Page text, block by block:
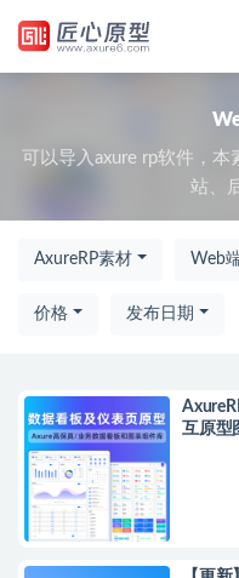
可以导入axure rp软件，
站、
AxureRP素材 Web
价格 发布日期
互原型